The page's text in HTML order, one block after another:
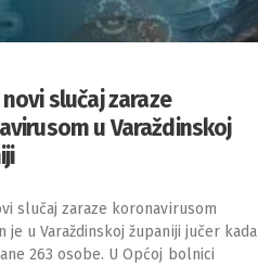
slučaj zaraze
u Varaždinskoj
slučaj zaraze koronavirusom
je u Varaždinskoj županiji jučer kada
263 osobe. U Općoj bolnici